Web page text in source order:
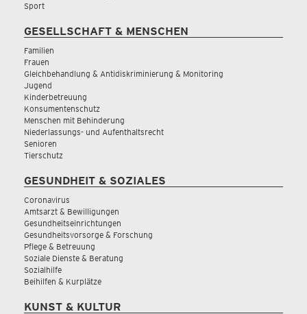
Sport
GESELLSCHAFT & MENSCHEN
Familien
Frauen
Gleichbehandlung & Antidiskriminierung & Monitoring
Jugend
Kinderbetreuung
Konsumentenschutz
Menschen mit Behinderung
Niederlassungs- und Aufenthaltsrecht
Senioren
Tierschutz
GESUNDHEIT & SOZIALES
Coronavirus
Amtsarzt & Bewilligungen
Gesundheitseinrichtungen
Gesundheitsvorsorge & Forschung
Pflege & Betreuung
Soziale Dienste & Beratung
Sozialhilfe
Beihilfen & Kurplätze
KUNST & KULTUR